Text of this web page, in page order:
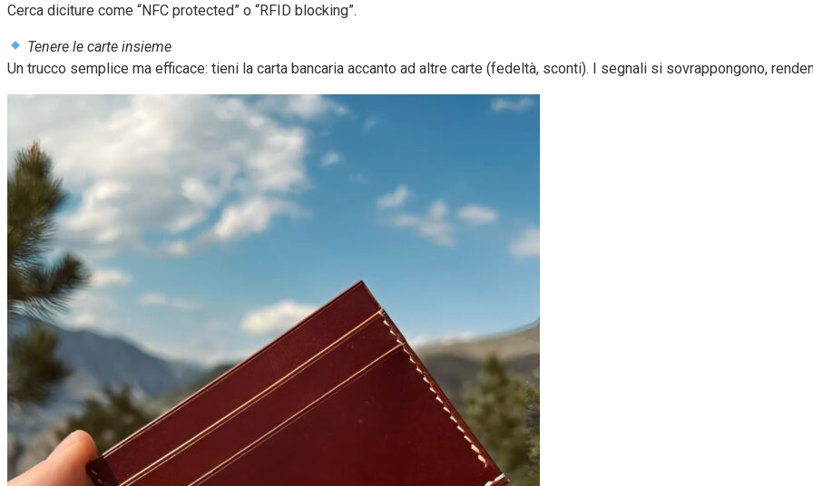
Cerca diciture come “NFC protected” o “RFID blocking”.
Tenere le carte insieme
Un trucco semplice ma efficace: tieni la carta bancaria accanto ad altre carte (fedeltà, sconti). I segnali si sovrappongono,